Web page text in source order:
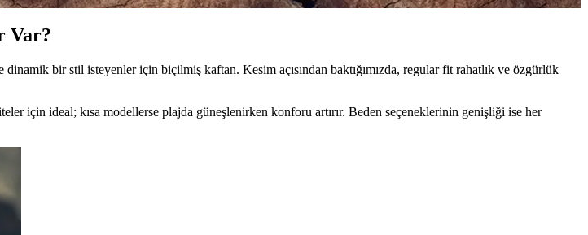
Var?
bir stil isteyenler için biçilmiş kaftan. Kesim açısından baktığımızda, regular fit rahatlık ve özgürlük
için ideal; kısa modellerse plajda güneşlenirken konforu artırır. Beden seçeneklerinin genişliği ise her